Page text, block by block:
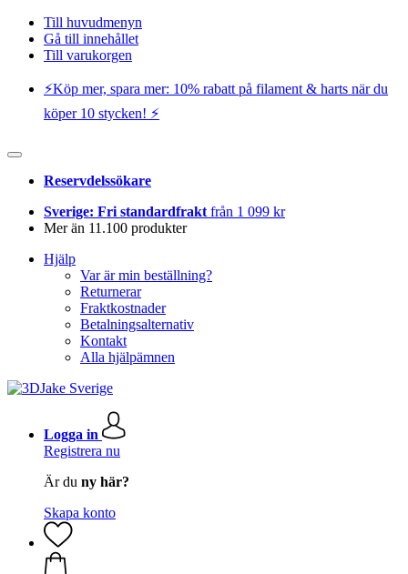
Till huvudmenyn
Gå till innehållet
Till varukorgen
⚡️Köp mer, spara mer: 10% rabatt på filament & harts när du
köper 10 stycken! ⚡️
Reservdelssökare
Sverige: Fri standardfrakt från 1 099 kr
Mer än 11.100 produkter
Hjälp
Var är min beställning?
Returnerar
Fraktkostnader
Betalningsalternativ
Kontakt
Alla hjälpämnen
Logga in
Registrera nu
Är du ny här?
Skapa konto